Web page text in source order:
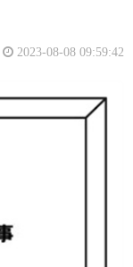
2023-08-08 09:59:42